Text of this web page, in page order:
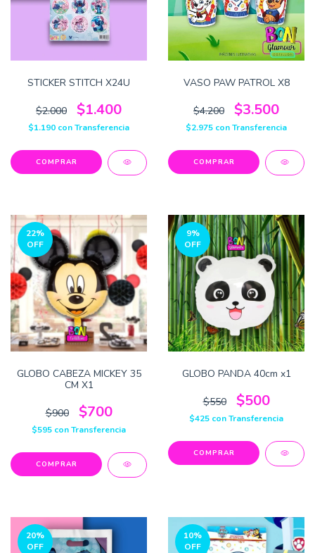
STICKER STITCH X24U
$2.000 $1.400
$1.190 conTransferencia
VASO PAW PATROL X8
$4.200 $3.500
$2.975 conTransferencia
22%
OFF
GLOBO CABEZA MICKEY 35
CM X1
$900 $700
$595 conTransferencia
9%
OFF
GLOBO PANDA 40cm x1
$550 $500
$425 conTransferencia
20%
OFF
10%
OFF